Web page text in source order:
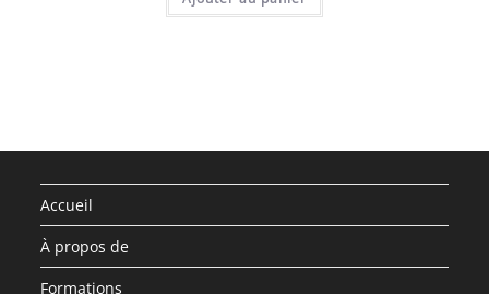
245,00 €. 199,00 €.
Accueil
À propos de
Formations